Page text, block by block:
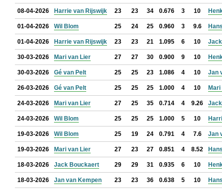
08-04-2026 Harrie van Rijswijk 23 23 34 0.676 3 10
01-04-2026 Wil Blom 25 24 25 0.960 3 9.6
01-04-2026 Harrie van Rijswijk 23 23 21 1.095 6 10
30-03-2026 Mari van Lier 27 27 30 0.900 9 10
30-03-2026 Gé van Pelt 25 25 23 1.086 4 10 Jan
26-03-2026 Gé van Pelt 25 25 25 1.000 4 10
24-03-2026 Mari van Lier 27 25 35 0.714 4 9.26
24-03-2026 Wil Blom 25 25 25 1.000 5 10
19-03-2026 Wil Blom 25 19 24 0.791 4 7.6 Jan
19-03-2026 Mari van Lier 27 23 27 0.851 4 8.52
18-03-2026 Jack Bouckaert 29 29 31 0.935 6 10
18-03-2026 Jan van Kempen 23 23 36 0.638 5 10